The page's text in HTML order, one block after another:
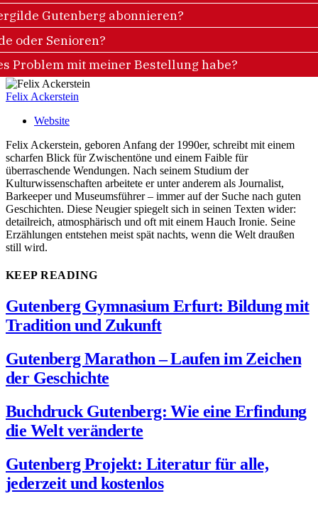
Gutenberg abonnieren?
oder Senioren?
Problem mit meiner Bestellung habe?
Felix Ackerstein
Website
Felix Ackerstein, geboren Anfang der 1990er, schreibt mit einem
scharfen Blick für Zwischentöne und einem Faible für
überraschende Wendungen. Nach seinem Studium der
Kulturwissenschaften arbeitete er unter anderem als Journalist,
Barkeeper und Museumsführer – immer auf der Suche nach guten
Geschichten. Diese Neugier spiegelt sich in seinen Texten wider:
detailreich, atmosphärisch und oft mit einem Hauch Ironie. Seine
Erzählungen entstehen meist spät nachts, wenn die Welt draußen
still wird.
KEEP READING
Gutenberg Gymnasium Erfurt: Bildung mit
Tradition und Zukunft
Gutenberg Marathon – Laufen im Zeichen
der Geschichte
Buchdruck Gutenberg: Wie eine Erfindung
die Welt veränderte
Gutenberg Projekt: Literatur für alle,
jederzeit und kostenlos